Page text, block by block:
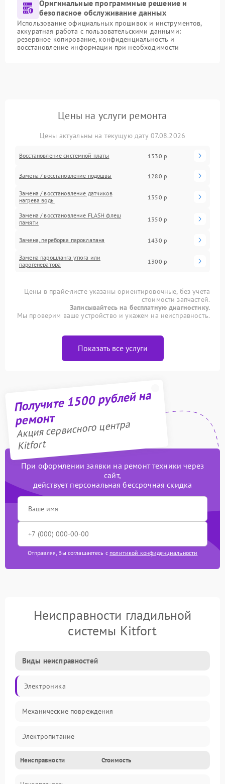
Оригинальные программные решение и
безопасное обслуживание данных
Использование официальных прошивок и инструментов,
аккуратная работа с пользовательскими данными:
резервное копирование, конфиденциальность и
восстановление информации при необходимости
Цены на услуги ремонта
Цены актуальны на текущую дату 07.08.2026
Восстановление системной платы 1330 р
Замена / восстановление подошвы 1280 р
Замена / восстановление датчиков
нагрева воды
1350 р
Замена / восстановление FLASH флеш
памяти
1350 р
Замена, переборка пароклапана 1430 р
Замена парошланга утюга или
парогенератора
1300 р
Цены в прайс-листе указаны ориентировочные, без учета
стоимости запчастей.
Записывайтесь на бесплатную диагностику.
Мы проверим ваше устройство и укажем на неисправность.
Показать все услуги
Получите 1500 рублей на
ремонт
Акция сервисного центра
Kitfort
При оформлении заявки на ремонт техники через
сайт,
действует персональная бессрочная скидка
Отправляя, Вы соглашаетесь с политикой конфиденциальности
Неисправности гладильной
системы Kitfort
Виды неисправностей
Электроника
Механические повреждения
Электропитание
Пар
Неисправности Стоимость